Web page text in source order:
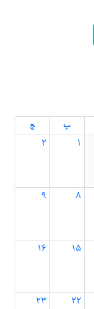
۱ ۲
۸ ۹
۱۵ ۱۶
۲۲ ۲۳